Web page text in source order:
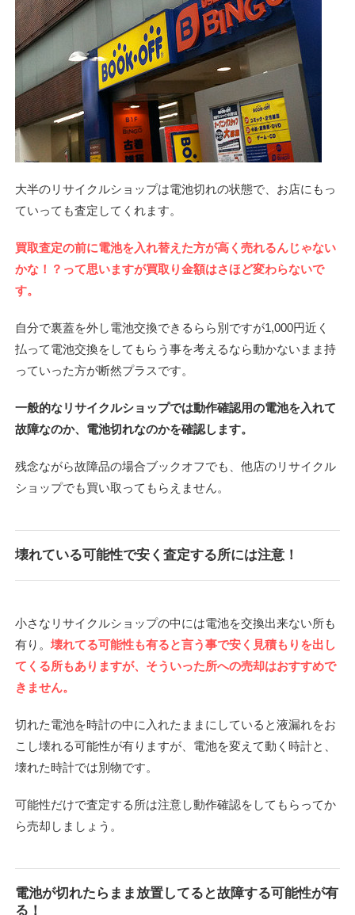
大半のリサイクルショップは電池切れの状態で、お店にもっ
ていっても査定してくれます。
買取査定の前に電池を入れ替えた方が高く売れるんじゃない
かな！？って思いますが買取り金額はさほど変わらないで
す。
自分で裏蓋を外し電池交換できるらら別ですが1,000円近く
払って電池交換をしてもらう事を考えるなら動かないまま持
っていった方が断然プラスです。
一般的なリサイクルショップでは動作確認用の電池を入れて
故障なのか、電池切れなのかを確認します。
残念ながら故障品の場合ブックオフでも、他店のリサイクル
ショップでも買い取ってもらえません。
壊れている可能性で安く査定する所には注意！
小さなリサイクルショップの中には電池を交換出来ない所も
有り。 壊れてる可能性も有ると言う事で安く見積もりを出し
てくる所もありますが、そういった所への売却はおすすめで
きません。
切れた電池を時計の中に入れたままにしていると液漏れをお
こし壊れる可能性が有りますが、電池を変えて動く時計と、
壊れた時計では別物です。
可能性だけで査定する所は注意し動作確認をしてもらってか
ら売却しましょう。
電池が切れたらまま放置してると故障する可能性が有
る！